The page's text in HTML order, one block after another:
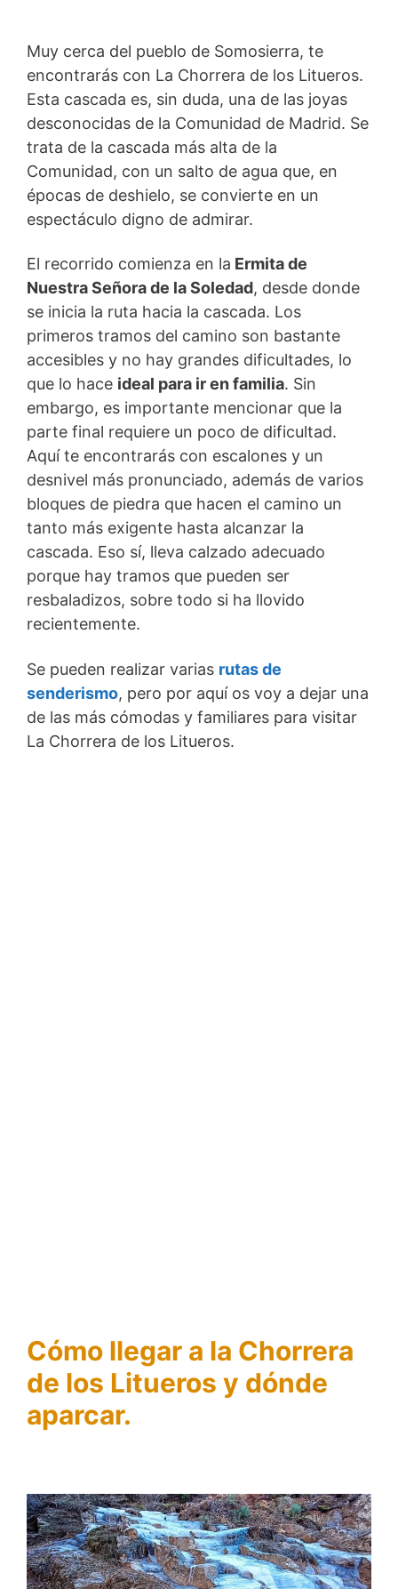
Muy cerca del pueblo de Somosierra, te
encontrarás con La Chorrera de los Litueros.
Esta cascada es, sin duda, una de las joyas
desconocidas de la Comunidad de Madrid. Se
trata de la cascada más alta de la
Comunidad, con un salto de agua que, en
épocas de deshielo, se convierte en un
espectáculo digno de admirar.
El recorrido comienza en la Ermita de
Nuestra Señora de la Soledad, desde donde
se inicia la ruta hacia la cascada. Los
primeros tramos del camino son bastante
accesibles y no hay grandes dificultades, lo
que lo hace ideal para ir en familia. Sin
embargo, es importante mencionar que la
parte final requiere un poco de dificultad.
Aquí te encontrarás con escalones y un
desnivel más pronunciado, además de varios
bloques de piedra que hacen el camino un
tanto más exigente hasta alcanzar la
cascada. Eso sí, lleva calzado adecuado
porque hay tramos que pueden ser
resbaladizos, sobre todo si ha llovido
recientemente.
Se pueden realizar varias rutas de
senderismo, pero por aquí os voy a dejar una
de las más cómodas y familiares para visitar
La Chorrera de los Litueros.
Cómo llegar a la Chorrera
de los Litueros y dónde
aparcar.